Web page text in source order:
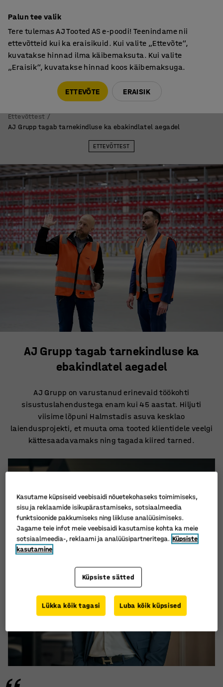
Pärnu mnt 158, Tallinn. Kauba väljastamine Paneeli
6, Tallinn. Vaata lähemalt!
Ettevõttest
AJ Grupp tagab tarnekindluse ka ebakindlatel aegadel
ETTEVÕTTEST
AJ Grupp tagab tarnekindluse ka
ebakindlatel aegadel
AJ Grupp on varustanud erinevaid töökohti
sisustuslahendustega enam kui 45 aastat. Hiljuti
viisime lõpuni Halmstadis asuva kesklao
laiendusprojekti, et muuta oma tooted klientidele veelgi
kättesaadavamaks ning tagada kiired tarned.
Palun tee valik
Tere tulemas AJ Tooted AS e-poodi! Teenindame nii
ettevõtteid kui ka eraisikuid. Kui valite „Ettevõte“,
kuvatakse hinnad ilma käibemaksuta. Kui valite
„Eraisik“, kuvatakse hinnad koos käibemaksuga.
ETTEVÕTE ERAISIK
Kasutame küpsiseid veebisaidi nõuetekohaseks toimimiseks,
sisu ja reklaamide isikupärastamiseks, sotsiaalmeedia
funktsioonide pakkumiseks ning liikluse analüüsimiseks.
Jagame teie infot meie veebisaidi kasutamise kohta ka meie
sotsiaalmeedia-, reklaami ja analüüsipartneritega. Küpsiste
kasutamine
Küpsiste sätted
Lükka kõik tagasi Luba kõik küpsised